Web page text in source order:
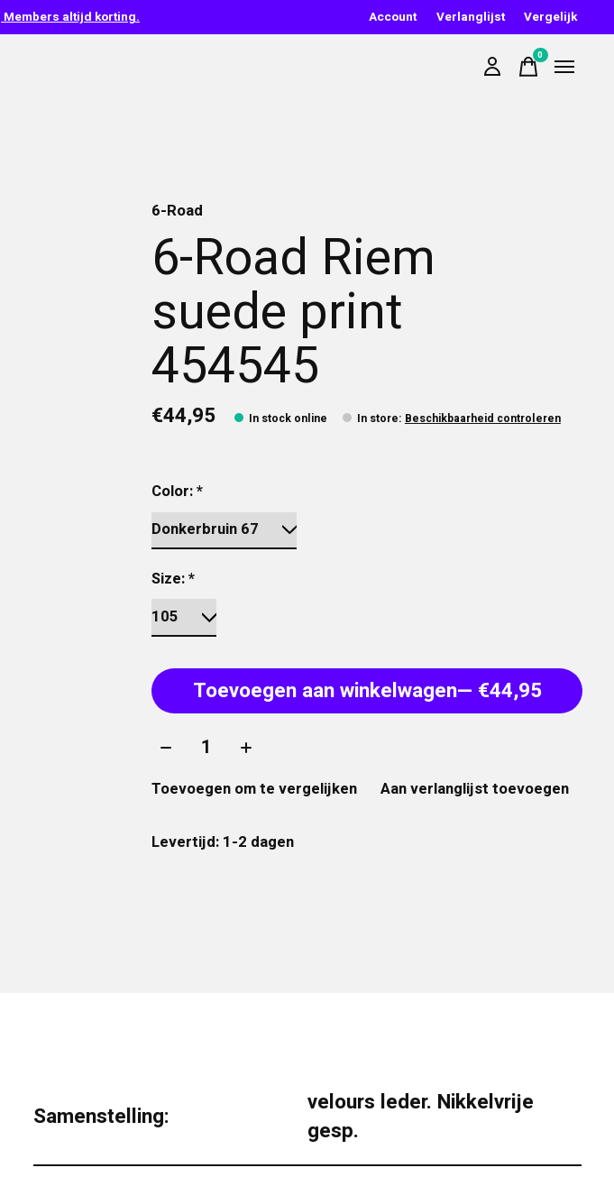
Members altijd korting. Account Verlanglijst Vergelijk
0items
6-Road
6-Road Riem
suede print
454545
€44,95 In stock online In store: Beschikbaarheid controleren
Color:*
Size:*
Toevoegen aan winkelwagen
— €44,95
Aantal:
Toevoegen om te vergelijken Aan verlanglijst toevoegen
Levertijd: 1-2 dagen
Samenstelling:
velours leder. Nikkelvrije
gesp.